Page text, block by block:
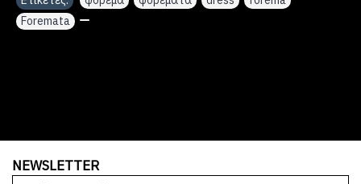
Foremata
NEWSLETTER